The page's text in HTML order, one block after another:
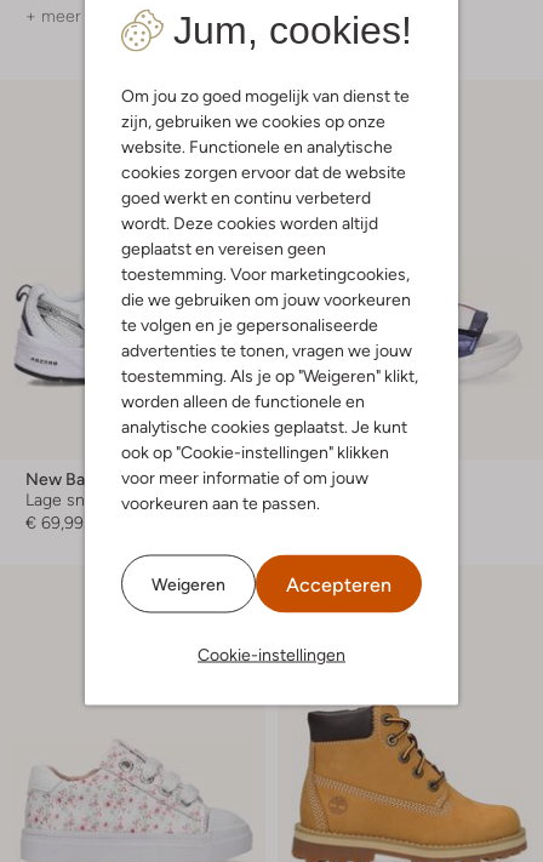
Jum, cookies!
Om jou zo goed mogelijk van dienst te
zijn, gebruiken we cookies op onze
website. Functionele en analytische
cookies zorgen ervoor dat de website
goed werkt en continu verbeterd
wordt. Deze cookies worden altijd
geplaatst en vereisen geen
toestemming. Voor marketingcookies,
die we gebruiken om jouw voorkeuren
te volgen en je gepersonaliseerde
advertenties te tonen, vragen we jouw
toestemming. Als je op "Weigeren" klikt,
worden alleen de functionele en
analytische cookies geplaatst. Je kunt
ook op "Cookie-instellingen" klikken
voor meer informatie of om jouw
voorkeuren aan te passen.
Weigeren Accepteren
Cookie-instellingen
+ meer kleuren + meer kleuren
New Balance
Lage sneakers
€ 69,99
Tommy Hilfiger
Platte sandalen